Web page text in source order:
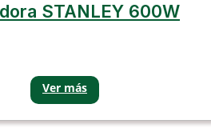
STANLEY 600W